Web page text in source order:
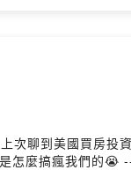
怎麼搞瘋我們的